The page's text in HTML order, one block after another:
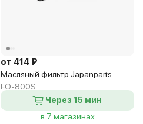
от 414 ₽
Масляный фильтр Japanparts
FO-800S
Через 15 мин
в 7 магазинах